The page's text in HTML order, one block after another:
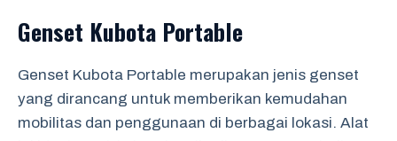
Genset Kubota Portable
Genset Kubota Portable merupakan jenis genset
yang dirancang untuk memberikan kemudahan
mobilitas dan penggunaan di berbagai lokasi. Alat